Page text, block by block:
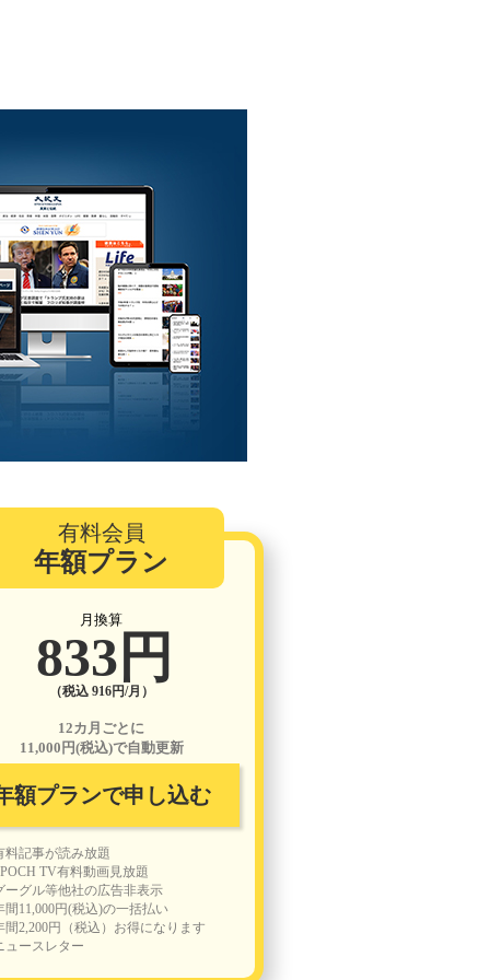
有料会員
年額プラン
月換算
833円
（税込 916円/月）
12カ月ごとに
11,000円(税込)で自動更新
額プランで申し込む
料記事が読み放題
TV有料動画見放題
ーグル等他社の広告非表示
間11,000円(税込)の一括払い
間2,200円（税込）お得になります
ュースレター